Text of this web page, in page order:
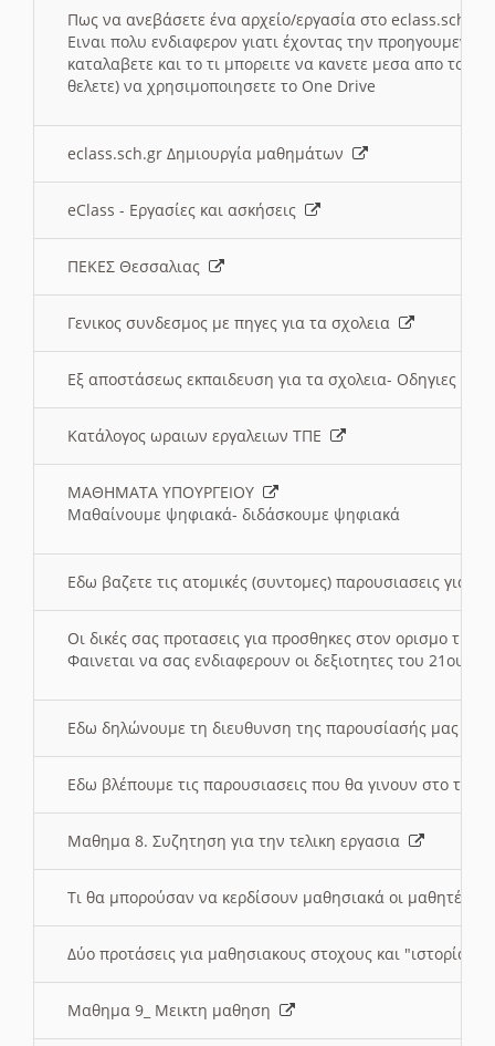
Πως να ανεβάσετε ένα αρχείο/εργασία στο eclass.sch.gr
Ειναι πολυ ενδιαφερον γιατι έχοντας την
καταλαβετε και το τι μπορειτε να κανετε μεσα απο το
θελετε) να χρησιμοποιησετε το One Drive
eclass.sch.gr Δημιουργία μαθημάτων
eClass - Εργασίες και ασκήσεις
ΠΕΚΕΣ Θεσσαλιας
Γενικος συνδεσμος με πηγες για τα σχολεια
Εξ αποστάσεως εκπαιδευση για τα σχολεια- Οδηγιες
Κατάλογος ωραιων εργαλειων ΤΠΕ
ΜΑΘΗΜΑΤΑ ΥΠΟΥΡΓΕΙΟΥ
Μαθαίνουμε ψηφιακά- διδάσκουμε ψηφιακά
Εδω βαζετε τις ατομικές (συντομες) παρουσιασεις για
Οι δικές σας προτασεις για προσθηκες στον ορισμο
Φαινεται να σας ενδιαφερουν οι δεξιοτητες του 21ου
Εδω δηλώνουμε τη διευθυνση της παρουσίασής μας
Εδω βλέπουμε τις παρουσιασεις που θα γινουν στο
Μαθημα 8. Συζητηση για την τελικη εργασια
Τι θα μπορούσαν να κερδίσουν μαθησιακά οι μαθητές/
Δύο προτάσεις για μαθησιακους στοχους και "ιστορία"
Μαθημα 9_ Μεικτη μαθηση